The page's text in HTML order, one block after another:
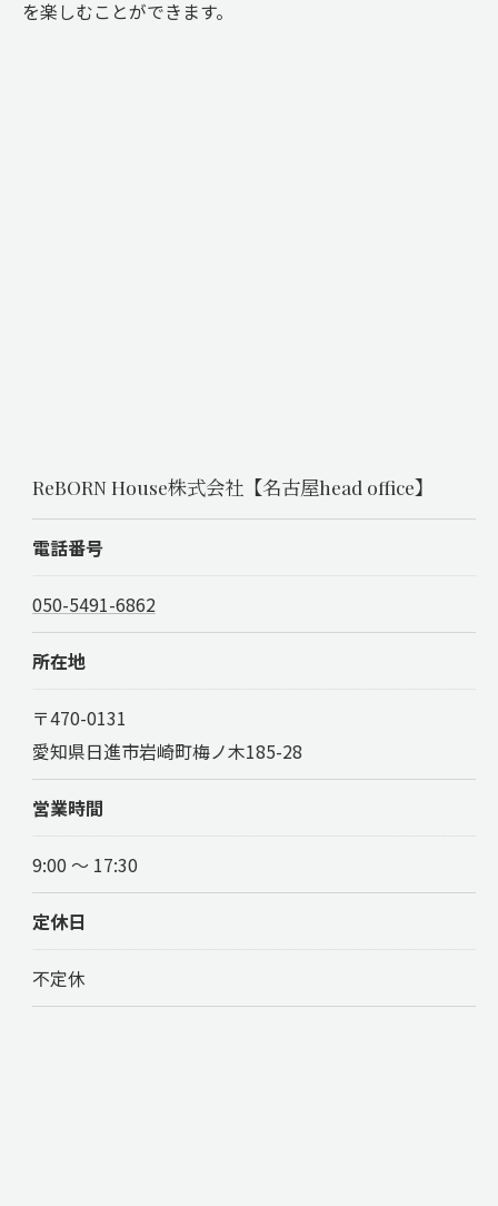
を楽しむことができます。
ReBORN House株式会社【名古屋head office】
電話番号
050-5491-6862
所在地
〒470-0131
愛知県日進市岩崎町梅ノ木185-28
営業時間
9:00 ～ 17:30
定休日
不定休